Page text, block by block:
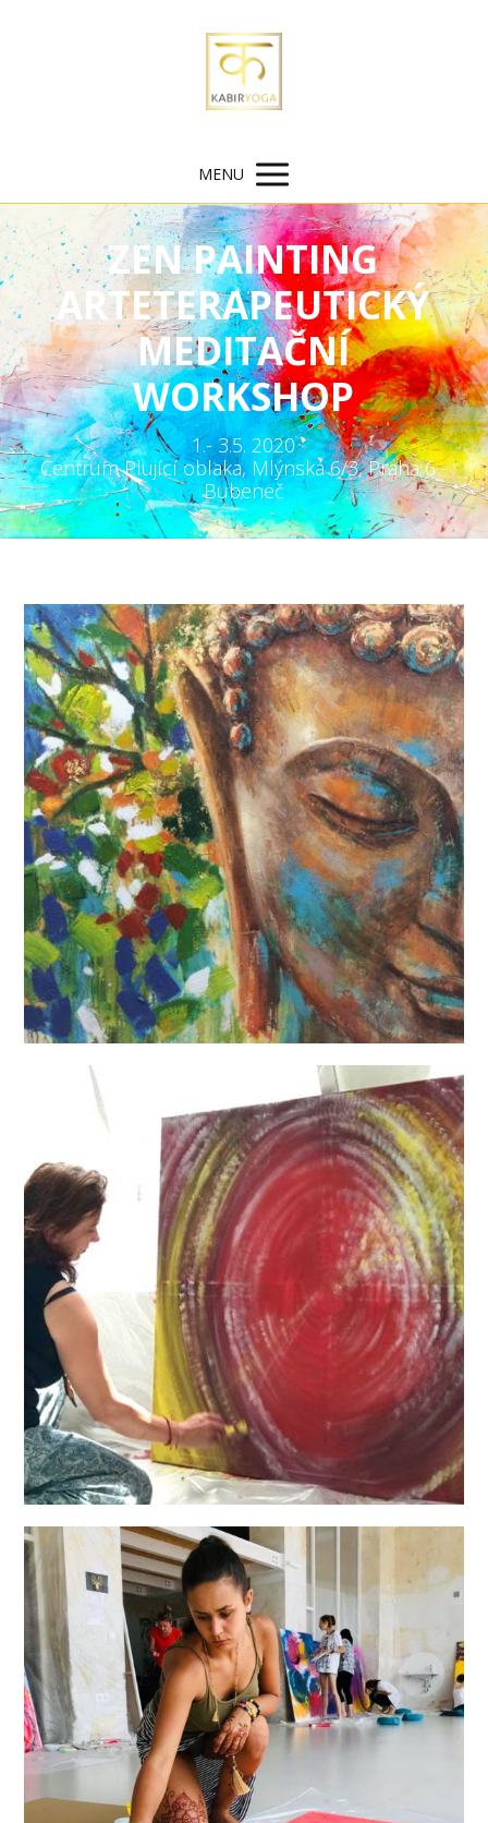
MENU
ZEN PAINTING
ARTETERAPEUTICKÝ
MEDITAČNÍ
WORKSHOP
1.- 3.5. 2020
Centrum Plující oblaka, Mlýnská 6/3, Praha 6 -
Bubeneč